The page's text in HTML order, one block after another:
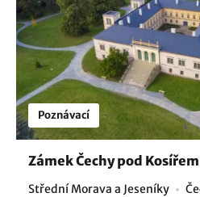
Poznávací
Zámek Čechy pod Kosířem
Střední Morava a Jeseníky